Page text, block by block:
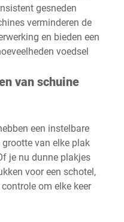
gesneden
verminderen de
en bieden een
voedsel
van schuine
een instelbare
van elke plak
je nu dunne plakjes
voor een schotel,
om elke keer